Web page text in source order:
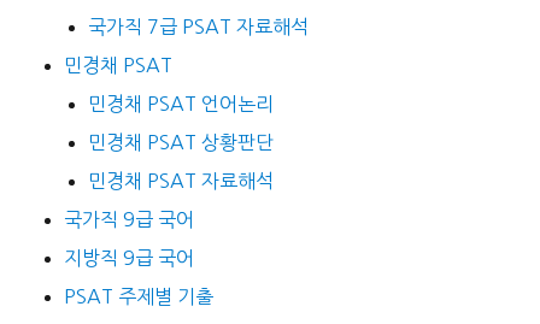
국가직 7급 PSAT 자료해석
민경채 PSAT
민경채 PSAT 언어논리
민경채 PSAT 상황판단
민경채 PSAT 자료해석
국가직 9급 국어
지방직 9급 국어
PSAT 주제별 기출